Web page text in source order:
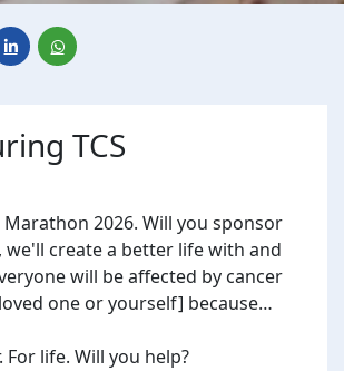
TCS
2026. Will you sponsor
we'll create a better life with and
will be affected by cancer
one or yourself] because…
life. Will you help?